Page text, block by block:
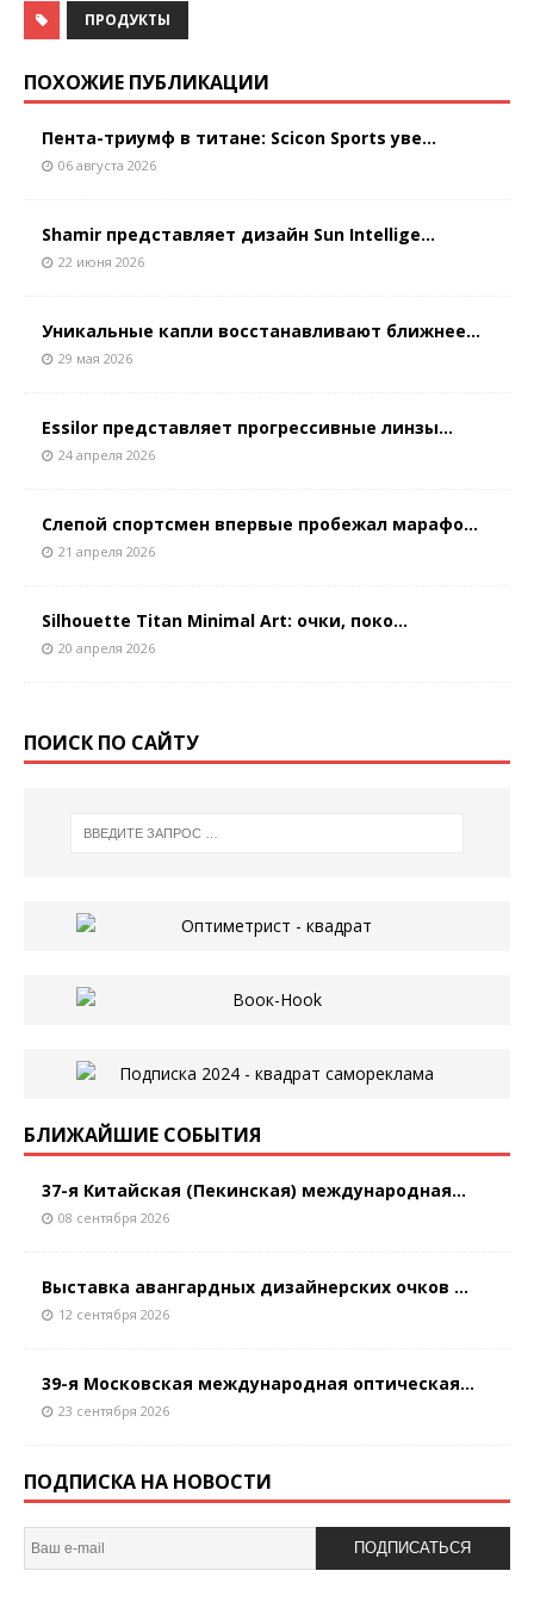
ПРОДУКТЫ
ПОХОЖИЕ ПУБЛИКАЦИИ
Пента-триумф в титане: Scicon Sports уве...
06 августа 2026
Shamir представляет дизайн Sun Intellige...
22 июня 2026
Уникальные капли восстанавливают ближнее...
29 мая 2026
Essilor представляет прогрессивные линзы...
24 апреля 2026
Слепой спортсмен впервые пробежал марафо...
21 апреля 2026
Silhouette Titan Minimal Art: очки, поко...
20 апреля 2026
ПОИСК ПО САЙТУ
БЛИЖАЙШИЕ СОБЫТИЯ
37-я Китайская (Пекинская) международная...
08 сентября 2026
Выставка авангардных дизайнерских очков ...
12 сентября 2026
39-я Московская международная оптическая...
23 сентября 2026
ПОДПИСКА НА НОВОСТИ
ПОДПИСАТЬСЯ